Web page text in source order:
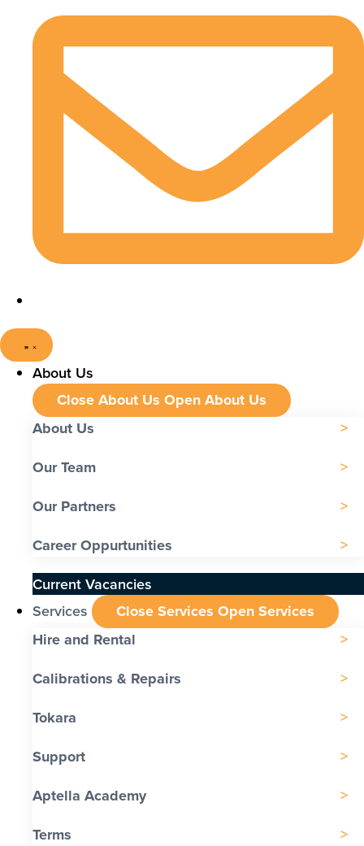
About Us
Close About Us Open About Us
About Us
Our Team
Our Partners
Career Oppurtunities
Current Vacancies
Services
Close Services Open Services
Hire and Rental
Calibrations & Repairs
Tokara
Support
Aptella Academy
Terms